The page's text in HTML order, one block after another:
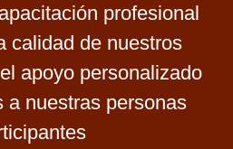
profesional
calidad de nuestros
apoyo personalizado
a nuestras personas